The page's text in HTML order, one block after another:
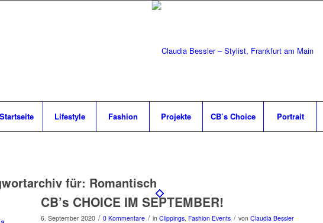
Startseite Lifestyle Fashion Projekte CB’s Choice Portrait
für: Romantisch
CB’s CHOICE IM SEPTEMBER!
6. September 2020 / 0 Kommentare / in Clippings, Fashion Events / von Claudia Bessler